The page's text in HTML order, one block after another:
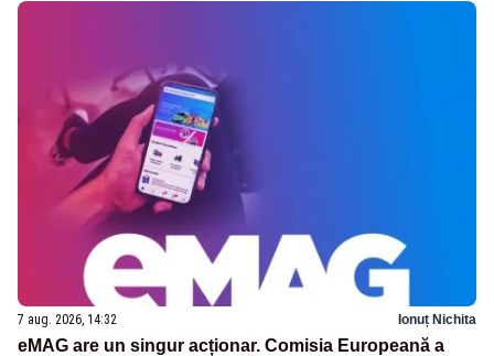
7 aug. 2026, 14:32 Ionuț Nichita
eMAG are un singur acționar. Comisia Europeană a